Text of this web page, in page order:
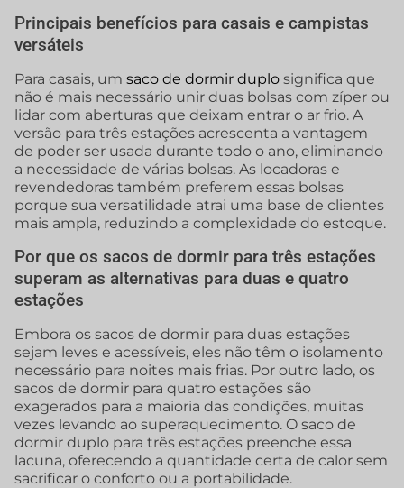
Principais benefícios para casais e campistas
versáteis
Para casais, um saco de dormir duplo significa que
não é mais necessário unir duas bolsas com zíper ou
lidar com aberturas que deixam entrar o ar frio. A
versão para três estações acrescenta a vantagem
de poder ser usada durante todo o ano, eliminando
a necessidade de várias bolsas. As locadoras e
revendedoras também preferem essas bolsas
porque sua versatilidade atrai uma base de clientes
mais ampla, reduzindo a complexidade do estoque.
Por que os sacos de dormir para três estações
superam as alternativas para duas e quatro
estações
Embora os sacos de dormir para duas estações
sejam leves e acessíveis, eles não têm o isolamento
necessário para noites mais frias. Por outro lado, os
sacos de dormir para quatro estações são
exagerados para a maioria das condições, muitas
vezes levando ao superaquecimento. O saco de
dormir duplo para três estações preenche essa
lacuna, oferecendo a quantidade certa de calor sem
sacrificar o conforto ou a portabilidade.